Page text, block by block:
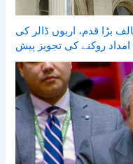
بڑا قدم، اربوں ڈالر کی
روکنے کی تجویز پیش